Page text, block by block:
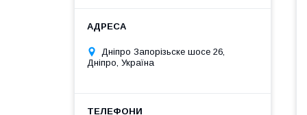
Дніпро Запорізьске шосе 26,
Дніпро, Україна